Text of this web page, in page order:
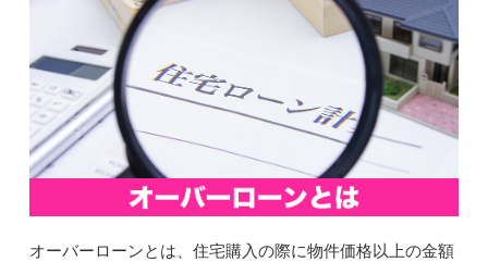
オーバーローンとは、住宅購入の際に物件価格以上の金額